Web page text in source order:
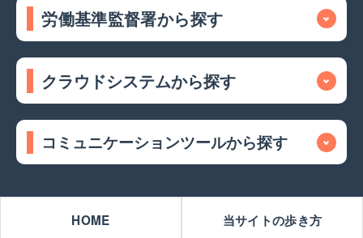
労働基準監督署から探す
クラウドシステムから探す
コミュニケーションツールから探す
HOME 当サイトの歩き方